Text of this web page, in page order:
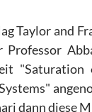
Taylor and
dann diese